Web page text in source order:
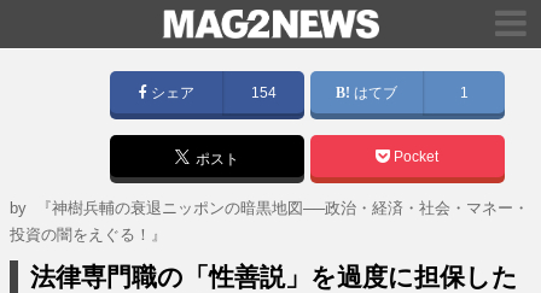
シェア 154 はてブ 1
ポスト Pocket
by
『神樹兵輔の衰退ニッポンの暗黒地図──政治・経済・社会・マネー・
投資の闇をえぐる！』
法律専門職の「性善説」を過度に担保した